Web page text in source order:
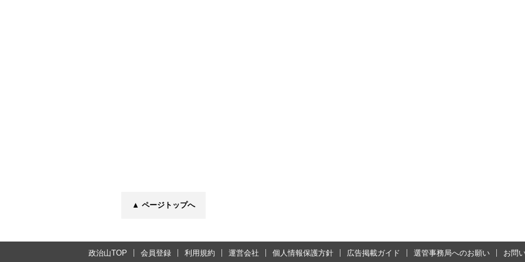
▲ ページトップへ
政治山TOP 会員登録 利用規約 運営会社 個人情報保護方針 広告掲載ガイド 選管事務局へのお願い お問